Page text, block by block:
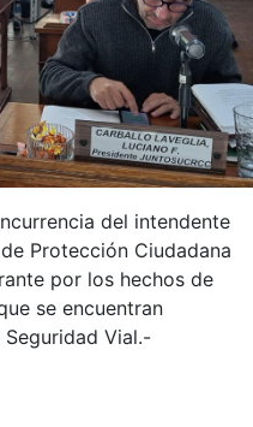
del intendente
Protección Ciudadana
por los hechos de
se encuentran
Vial.-